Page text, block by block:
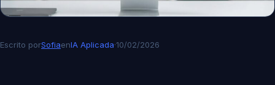
Escrito porSofiaenIA Aplicada·10/02/2026